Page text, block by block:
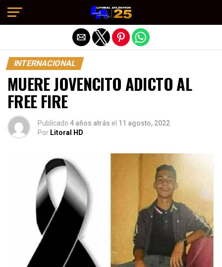
INTERNACIONAL
MUERE JOVENCITO ADICTO AL
FREE FIRE
Publicado 4 años atrás el 11 agosto, 2022
Por Litoral HD
Salir de la versión móvil